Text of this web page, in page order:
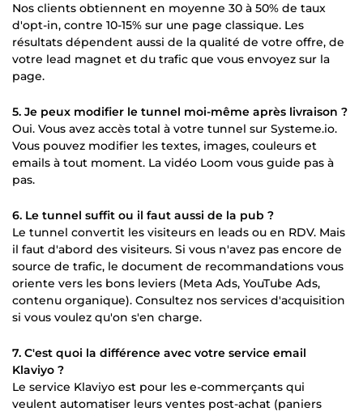
Nos clients obtiennent en moyenne 30 à 50% de taux
d'opt-in, contre 10-15% sur une page classique. Les
résultats dépendent aussi de la qualité de votre offre, de
votre lead magnet et du trafic que vous envoyez sur la
page.
5. Je peux modifier le tunnel moi-même après livraison ?
Oui. Vous avez accès total à votre tunnel sur Systeme.io.
Vous pouvez modifier les textes, images, couleurs et
emails à tout moment. La vidéo Loom vous guide pas à
pas.
6. Le tunnel suffit ou il faut aussi de la pub ?
Le tunnel convertit les visiteurs en leads ou en RDV. Mais
il faut d'abord des visiteurs. Si vous n'avez pas encore de
source de trafic, le document de recommandations vous
oriente vers les bons leviers (Meta Ads, YouTube Ads,
contenu organique). Consultez nos services d'acquisition
si vous voulez qu'on s'en charge.
7. C'est quoi la différence avec votre service email
Klaviyo ?
Le service Klaviyo est pour les e-commerçants qui
veulent automatiser leurs ventes post-achat (paniers